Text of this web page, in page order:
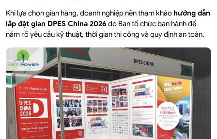
Khi lựa chọn gian hàng, doanh nghiệp nên tham khảo hướng dẫn
lắp đặt gian DPES China 2026 do Ban tổ chức ban hành để
nắm rõ yêu cầu kỹ thuật, thời gian thi công và quy định an toàn.